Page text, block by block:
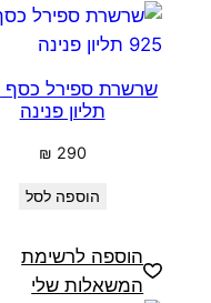
תליון פנינה
₪ 290
הוספה לסל
הוספה לרשימת
המשאלות שלי